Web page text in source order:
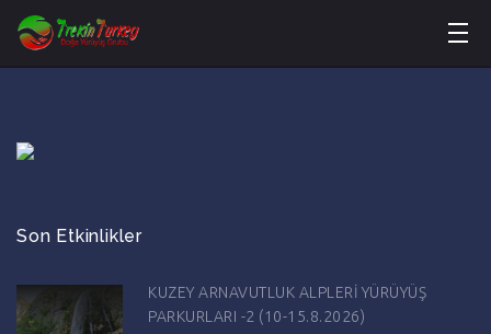
Son Etkinlikler
KUZEY ARNAVUTLUK ALPLERİ YÜRÜYÜŞ
PARKURLARI -2 (10-15.8.2026)